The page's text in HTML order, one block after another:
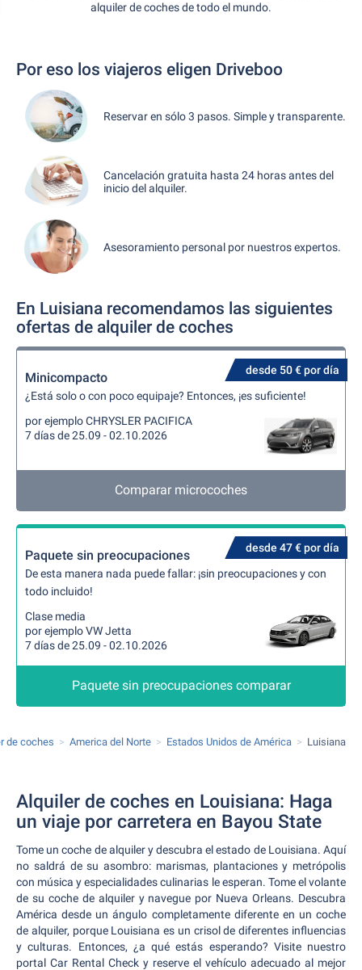
alquiler de coches de todo el mundo.
Por eso los viajeros eligen Driveboo
Reservar en sólo 3 pasos. Simple y transparente.
Cancelación gratuita hasta 24 horas antes del
inicio del alquiler.
Asesoramiento personal por nuestros expertos.
En Luisiana recomendamos las siguientes
ofertas de alquiler de coches
desde 50 € por día
Minicompacto
¿Está solo o con poco equipaje? Entonces, ¡es suficiente!
por ejemplo CHRYSLER PACIFICA
7 días de 25.09 - 02.10.2026
Comparar microcoches
desde 47 € por día
Paquete sin preocupaciones
De esta manera nada puede fallar: ¡sin preocupaciones y con
todo incluido!
Clase media
por ejemplo VW Jetta
7 días de 25.09 - 02.10.2026
Paquete sin preocupaciones comparar
de coches America del Norte Estados Unidos de América Luisiana
Alquiler de coches en Louisiana: Haga
un viaje por carretera en Bayou State
Tome un coche de alquiler y descubra el estado de Louisiana. Aquí
no saldrá de su asombro: marismas, plantaciones y metrópolis
con música y especialidades culinarias le esperan. Tome el volante
de su coche de alquiler y navegue por Nueva Orleans. Descubra
América desde un ángulo completamente diferente en un coche
de alquiler, porque Louisiana es un crisol de diferentes influencias
y culturas. Entonces, ¿a qué estás esperando? Visite nuestro
portal Car Rental Check y reserve el vehículo adecuado al mejor